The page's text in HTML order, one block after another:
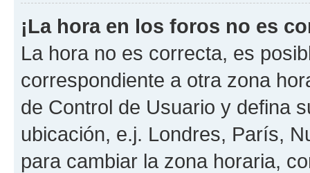
¡La hora en los foros no es
La hora no es correcta, es
correspondiente a otra zona
de Control de Usuario y defina
ubicación, e.j. Londres, París,
para cambiar la zona horaria,